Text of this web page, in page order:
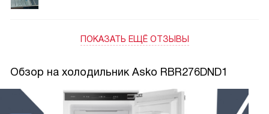
ПОКАЗАТЬ ЕЩЁ ОТЗЫВЫ
Обзор на холодильник Asko RBR276DND1